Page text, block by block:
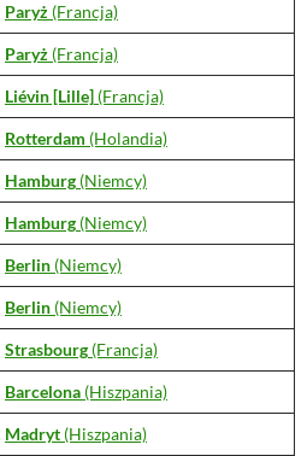
Paryż (Francja)
Paryż (Francja)
Liévin [Lille] (Francja)
Rotterdam (Holandia)
Hamburg (Niemcy)
Hamburg (Niemcy)
Berlin (Niemcy)
Berlin (Niemcy)
Strasbourg (Francja)
Barcelona (Hiszpania)
Madryt (Hiszpania)